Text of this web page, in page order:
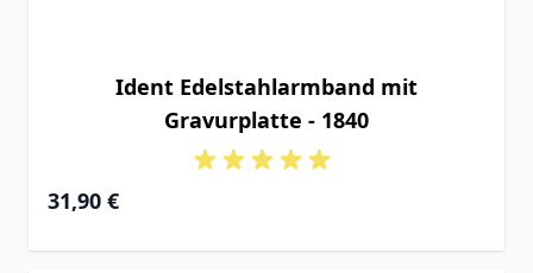
Ident Edelstahlarmband mit
Gravurplatte - 1840
31,90 €